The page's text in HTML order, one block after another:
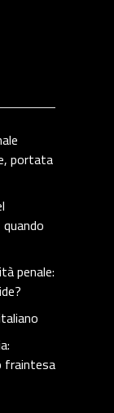
portata
penale:
fraintesa